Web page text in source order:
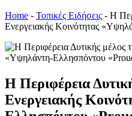
Home - Τοπικές Ειδήσεις - Η
Ενεργειακής Κοινότητας
Η Περιφέρεια
Ενεργειακής